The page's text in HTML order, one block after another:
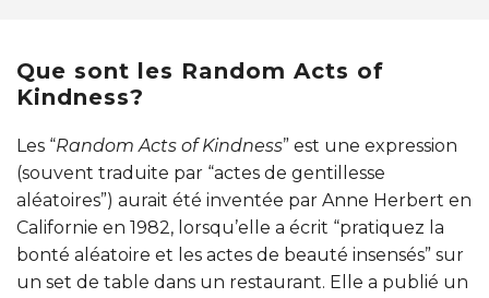
Que sont les Random Acts of
Kindness?
Les “Random Acts of Kindness” est une expression
(souvent traduite par “actes de gentillesse
aléatoires”) aurait été inventée par Anne Herbert en
Californie en 1982, lorsqu’elle a écrit “pratiquez la
bonté aléatoire et les actes de beauté insensés” sur
un set de table dans un restaurant. Elle a publié un